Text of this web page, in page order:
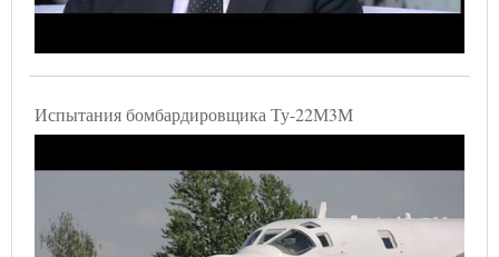
Испытания бомбардировщика Ту-22М3М